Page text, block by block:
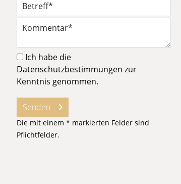
Ich habe die
Datenschutzbestimmungen zur
Kenntnis genommen.
Senden
Die mit einem * markierten Felder sind
Pflichtfelder.